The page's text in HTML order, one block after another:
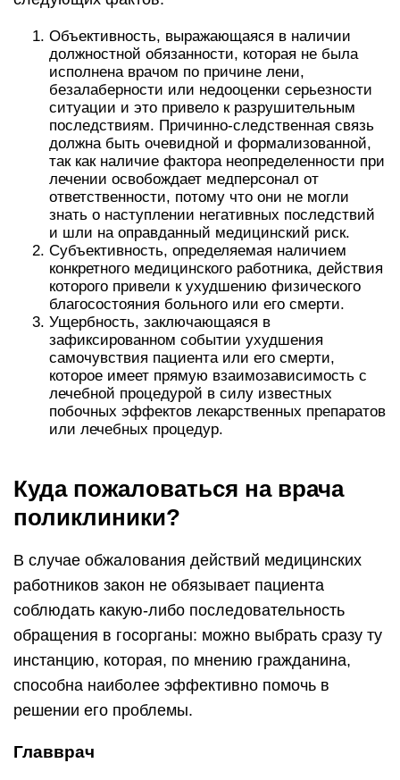
Объективность, выражающаяся в наличии
должностной обязанности, которая не была
исполнена врачом по причине лени,
безалаберности или недооценки серьезности
ситуации и это привело к разрушительным
последствиям. Причинно-следственная связь
должна быть очевидной и формализованной,
так как наличие фактора неопределенности при
лечении освобождает медперсонал от
ответственности, потому что они не могли
знать о наступлении негативных последствий
и шли на оправданный медицинский риск.
Субъективность, определяемая наличием
конкретного медицинского работника, действия
которого привели к ухудшению физического
благосостояния больного или его смерти.
Ущербность, заключающаяся в
зафиксированном событии ухудшения
самочувствия пациента или его смерти,
которое имеет прямую взаимозависимость с
лечебной процедурой в силу известных
побочных эффектов лекарственных препаратов
или лечебных процедур.
Куда пожаловаться на врача
поликлиники?
В случае обжалования действий медицинских
работников закон не обязывает пациента
соблюдать какую-либо последовательность
обращения в госорганы: можно выбрать сразу ту
инстанцию, которая, по мнению гражданина,
способна наиболее эффективно помочь в
решении его проблемы.
Главврач